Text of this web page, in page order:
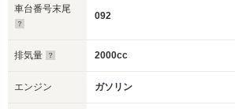
車台番号末尾
092
排気量 2000cc
エンジン ガソリン